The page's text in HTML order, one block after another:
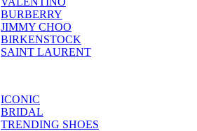
BURBERRY
JIMMY CHOO
BIRKENSTOCK
SAINT LAURENT
ICONIC
BRIDAL
TRENDING SHOES